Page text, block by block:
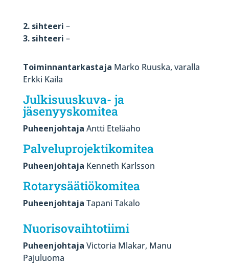
2. sihteeri –
3. sihteeri –
Toiminnantarkastaja Marko Ruuska, varalla
Erkki Kaila
Julkisuuskuva- ja
jäsenyyskomitea
Puheenjohtaja Antti Eteläaho
Palveluprojektikomitea
Puheenjohtaja Kenneth Karlsson
Rotarysäätiökomitea
Puheenjohtaja Tapani Takalo
Nuorisovaihtotiimi
Puheenjohtaja Victoria Mlakar, Manu
Pajuluoma